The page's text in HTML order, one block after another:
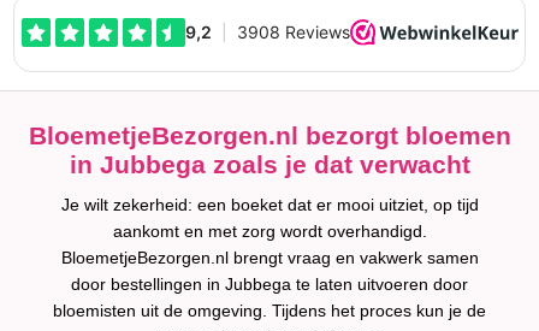
BloemetjeBezorgen.nl bezorgt bloemen
in Jubbega zoals je dat verwacht
Je wilt zekerheid: een boeket dat er mooi uitziet, op tijd
aankomt en met zorg wordt overhandigd.
BloemetjeBezorgen.nl brengt vraag en vakwerk samen
door bestellingen in Jubbega te laten uitvoeren door
bloemisten uit de omgeving. Tijdens het proces kun je de